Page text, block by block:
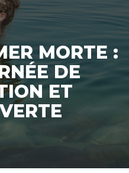
MORTE :
DE
ET